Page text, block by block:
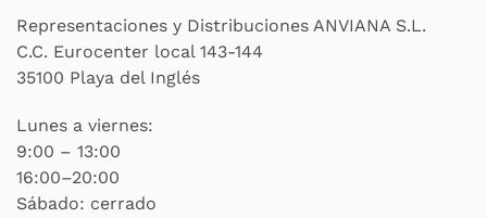
Representaciones y Distribuciones ANVIANA S.L.
C.C. Eurocenter local 143-144
35100 Playa del Inglés
Lunes a viernes:
9:00 – 13:00
16:00–20:00
Sábado: cerrado